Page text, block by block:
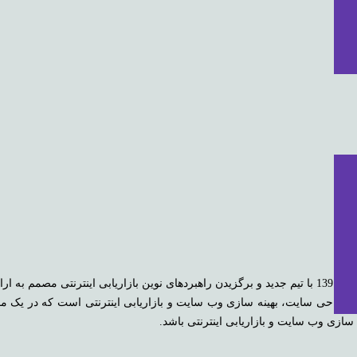
تجارت الکترونیک پارس داتام از سال 1390 فعالیت خود را آغاز نموده است و در سال 1391 با تیم جدید و برگزیدن
سایت، بهینه سازی وب سایت و بازاریابی اینترنتی است که در یک
وب سایت و بازاریابی اینترنتی باشد.